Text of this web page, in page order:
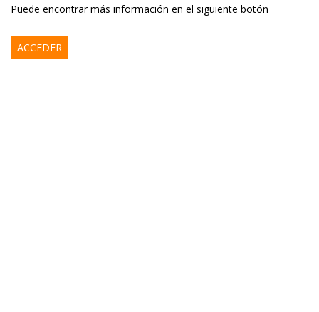
Puede encontrar más información en el siguiente botón
ACCEDER